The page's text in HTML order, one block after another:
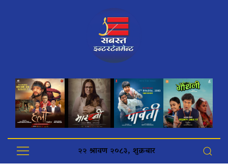
२२ श्रावण २०८३, शुक्रबार